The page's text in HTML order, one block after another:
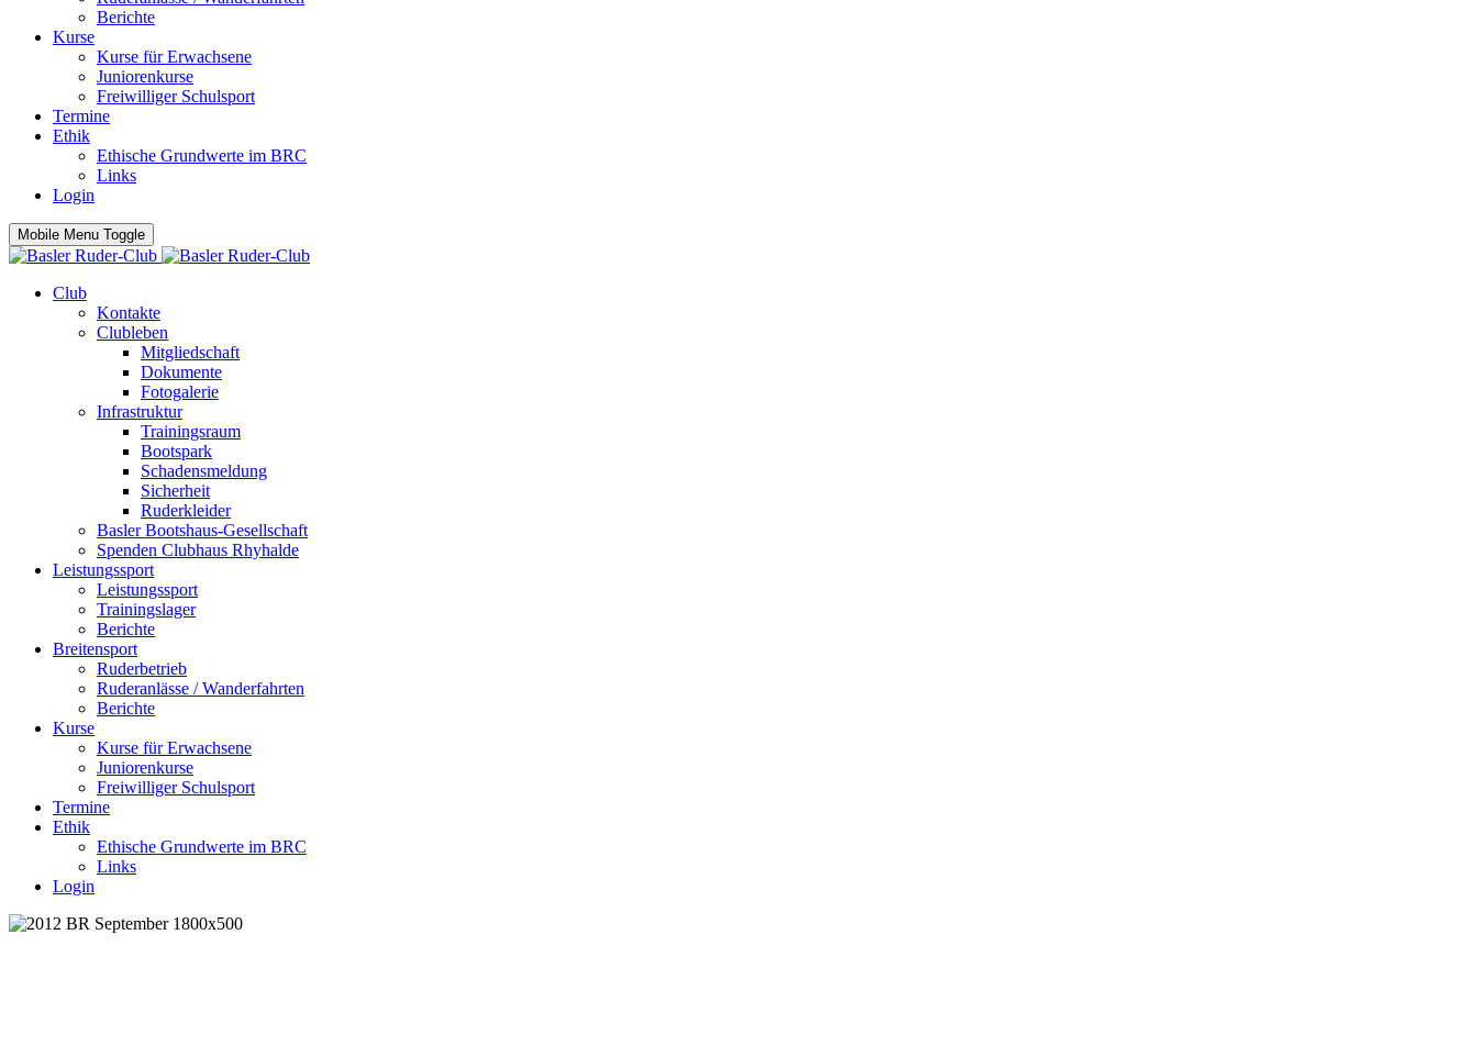
Berichte
Kurse
Kurse für Erwachsene
Juniorenkurse
Freiwilliger Schulsport
Termine
Ethik
Ethische Grundwerte im BRC
Links
Login
Mobile Menu Toggle
Club
Kontakte
Clubleben
Mitgliedschaft
Dokumente
Fotogalerie
Infrastruktur
Trainingsraum
Bootspark
Schadensmeldung
Sicherheit
Ruderkleider
Basler Bootshaus-Gesellschaft
Spenden Clubhaus Rhyhalde
Leistungssport
Leistungssport
Trainingslager
Berichte
Breitensport
Ruderbetrieb
Ruderanlässe / Wanderfahrten
Berichte
Kurse
Kurse für Erwachsene
Juniorenkurse
Freiwilliger Schulsport
Termine
Ethik
Ethische Grundwerte im BRC
Links
Login